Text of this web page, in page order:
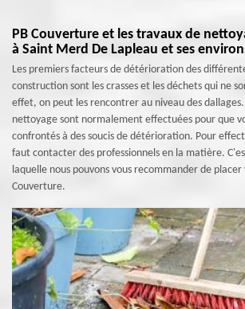
PB Couverture et les travaux de
à Saint Merd De Lapleau et ses
Les premiers facteurs de détérioration des
construction sont les crasses et les déchets qui ne
effet, on peut les rencontrer au niveau des
nettoyage sont normalement effectuées pour que
confrontés à des soucis de détérioration. Pour
faut contacter des professionnels en la matière.
laquelle nous pouvons vous recommander de
Couverture.